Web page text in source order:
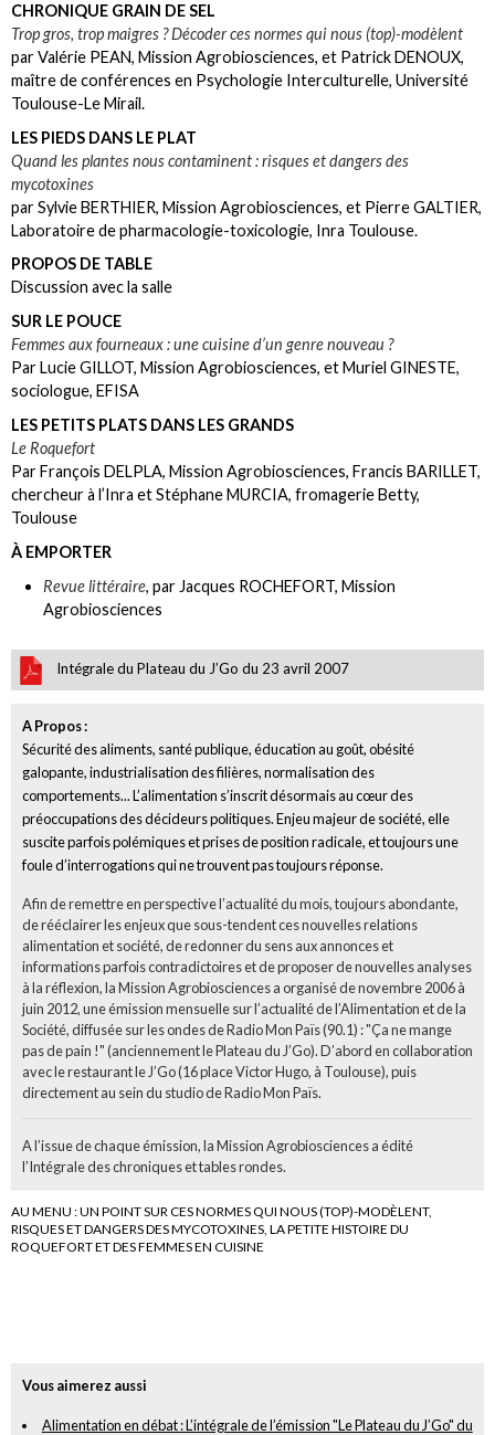
CHRONIQUE GRAIN DE SEL
Trop gros, trop maigres ? Décoder ces normes qui nous (top)-modèlent
par Valérie PEAN, Mission Agrobiosciences, et Patrick DENOUX,
maître de conférences en Psychologie Interculturelle, Université
Toulouse-Le Mirail.
LES PIEDS DANS LE PLAT
Quand les plantes nous contaminent : risques et dangers des
mycotoxines
par Sylvie BERTHIER, Mission Agrobiosciences, et Pierre GALTIER,
Laboratoire de pharmacologie-toxicologie, Inra Toulouse.
PROPOS DE TABLE
Discussion avec la salle
SUR LE POUCE
Femmes aux fourneaux : une cuisine d’un genre nouveau ?
Par Lucie GILLOT, Mission Agrobiosciences, et Muriel GINESTE,
sociologue, EFISA
LES PETITS PLATS DANS LES GRANDS
Le Roquefort
Par François DELPLA, Mission Agrobiosciences, Francis BARILLET,
chercheur à l’Inra et Stéphane MURCIA, fromagerie Betty,
Toulouse
À EMPORTER
Revue littéraire, par Jacques ROCHEFORT, Mission
Agrobiosciences
Intégrale du Plateau du J’Go du 23 avril 2007
A Propos :
Sécurité des aliments, santé publique, éducation au goût, obésité
galopante, industrialisation des filières, normalisation des
comportements... L’alimentation s’inscrit désormais au cœur des
préoccupations des décideurs politiques. Enjeu majeur de société, elle
suscite parfois polémiques et prises de position radicale, et toujours une
foule d’interrogations qui ne trouvent pas toujours réponse.
Afin de remettre en perspective l’actualité du mois, toujours abondante,
de rééclairer les enjeux que sous-tendent ces nouvelles relations
alimentation et société, de redonner du sens aux annonces et
informations parfois contradictoires et de proposer de nouvelles analyses
à la réflexion, la Mission Agrobiosciences a organisé de novembre 2006 à
juin 2012, une émission mensuelle sur l’actualité de l’Alimentation et de la
Société, diffusée sur les ondes de Radio Mon Païs (90.1) : "Ça ne mange
pas de pain !" (anciennement le Plateau du J’Go). D’abord en collaboration
avec le restaurant le J’Go (16 place Victor Hugo, à Toulouse), puis
directement au sein du studio de Radio Mon Païs.
A l’issue de chaque émission, la Mission Agrobiosciences a édité
l’Intégrale des chroniques et tables rondes.
AU MENU : UN POINT SUR CES NORMES QUI NOUS (TOP)-MODÈLENT,
RISQUES ET DANGERS DES MYCOTOXINES, LA PETITE HISTOIRE DU
ROQUEFORT ET DES FEMMES EN CUISINE
Vous aimerez aussi
Alimentation en débat : L’intégrale de l’émission "Le Plateau du J’Go" du